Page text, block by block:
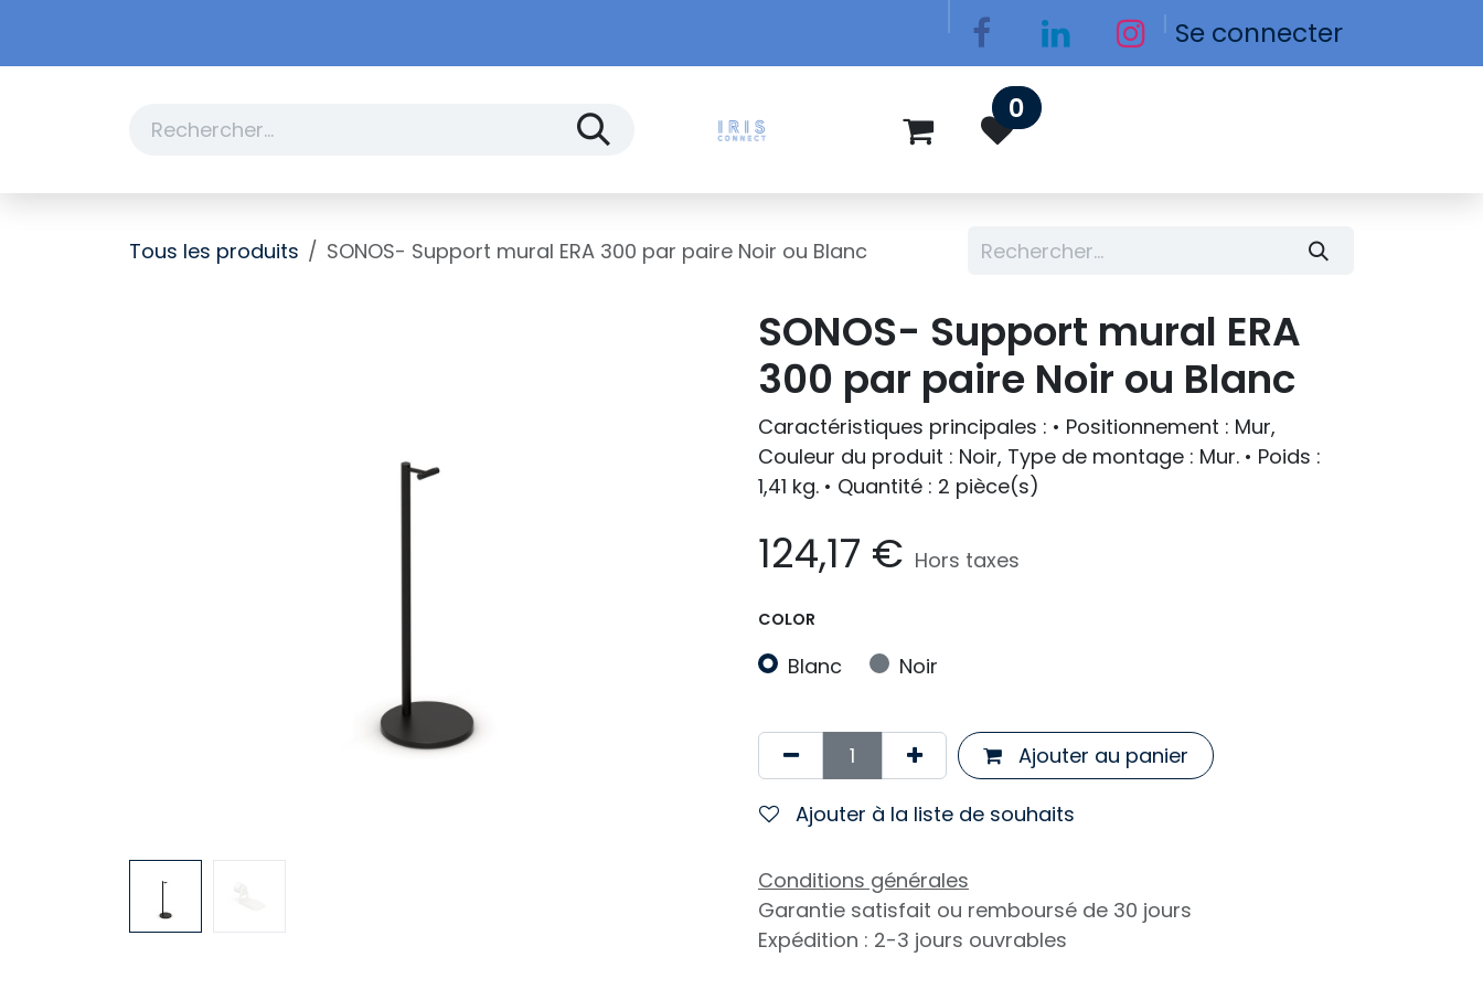
Se connecter
0
Tous les produits SONOS- Support mural ERA 300 par paire Noir ou Blanc
SONOS- Support mural ERA
300 par paire Noir ou Blanc
Caractéristiques principales : • Positionnement : Mur,
Couleur du produit : Noir, Type de montage : Mur. • Poids :
1,41 kg. • Quantité : 2 pièce(s)
124,17 € Hors taxes
COLOR
Blanc Noir
Ajouter au panier
Ajouter à la liste de souhaits
Conditions générales
Garantie satisfait ou remboursé de 30 jours
Expédition : 2-3 jours ouvrables